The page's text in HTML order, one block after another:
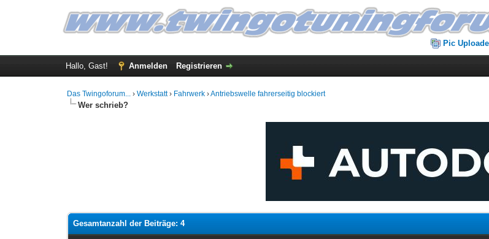
Pic
Hallo, Gast! Anmelden Registrieren
Das Twingoforum... ›Werkstatt› Fahrwerk ›Antriebswelle fahrerseitig blockiert
Wer schrieb?
Gesamtanzahl der Beiträge: 4